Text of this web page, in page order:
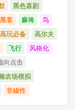
黑色喜剧
黑客 麻将
鸟
高玩必备
高尔夫
飞行
风格化
向点击
农场模拟
非線性